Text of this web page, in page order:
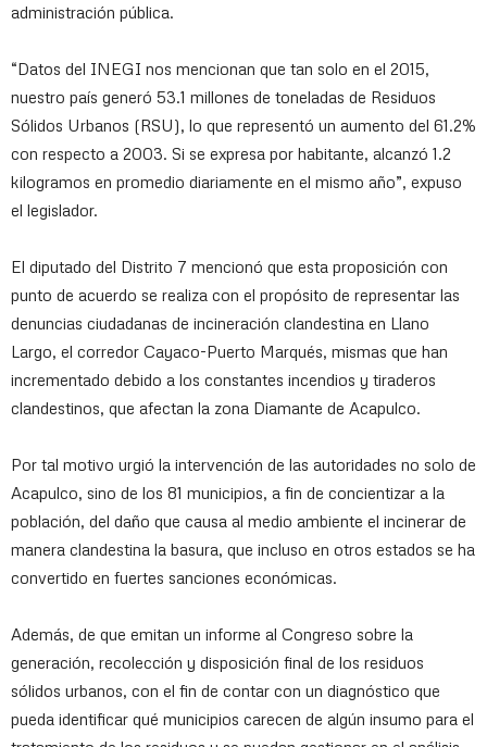
administración pública.
“Datos del INEGI nos mencionan que tan solo en el 2015,
nuestro país generó 53.1 millones de toneladas de Residuos
Sólidos Urbanos (RSU), lo que representó un aumento del 61.2%
con respecto a 2003. Si se expresa por habitante, alcanzó 1.2
kilogramos en promedio diariamente en el mismo año”, expuso
el legislador.
El diputado del Distrito 7 mencionó que esta proposición con
punto de acuerdo se realiza con el propósito de representar las
denuncias ciudadanas de incineración clandestina en Llano
Largo, el corredor Cayaco-Puerto Marqués, mismas que han
incrementado debido a los constantes incendios y tiraderos
clandestinos, que afectan la zona Diamante de Acapulco.
Por tal motivo urgió la intervención de las autoridades no solo de
Acapulco, sino de los 81 municipios, a fin de concientizar a la
población, del daño que causa al medio ambiente el incinerar de
manera clandestina la basura, que incluso en otros estados se ha
convertido en fuertes sanciones económicas.
Además, de que emitan un informe al Congreso sobre la
generación, recolección y disposición final de los residuos
sólidos urbanos, con el fin de contar con un diagnóstico que
pueda identificar qué municipios carecen de algún insumo para el